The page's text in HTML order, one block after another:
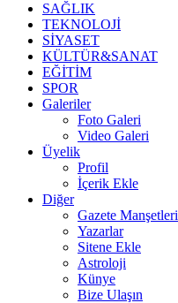
SAĞLIK
TEKNOLOJİ
SİYASET
KÜLTÜR&SANAT
EĞİTİM
SPOR
Galeriler
Foto Galeri
Video Galeri
Üyelik
Profil
İçerik Ekle
Diğer
Gazete Manşetleri
Yazarlar
Sitene Ekle
Astroloji
Künye
Bize Ulaşın